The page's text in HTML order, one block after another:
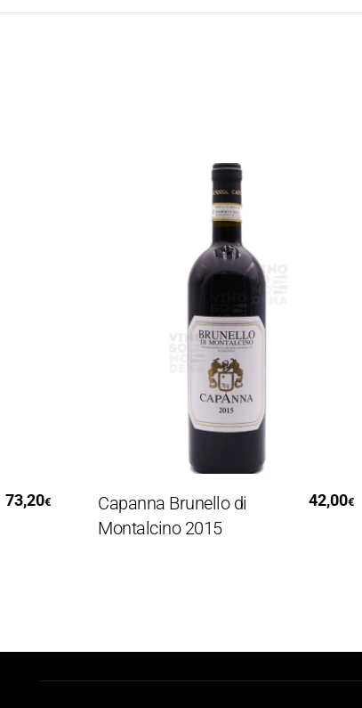
€
Capanna Brunello di
Montalcino 2015
42,00€